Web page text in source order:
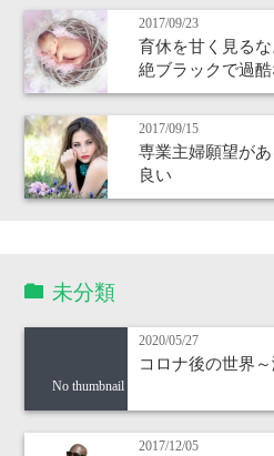
2017/09/23
育休を甘く見る
絶ブラックで過
2017/09/15
専業主婦願望が
良い
未分類
No thumbnail
2020/05/27
コロナ後の世界
2017/12/05